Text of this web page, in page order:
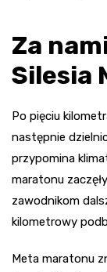
Za
Silesia
Po pięciu
następnie
przypomina
maratonu
zawodnikom
kilometrowy
Meta maratonu